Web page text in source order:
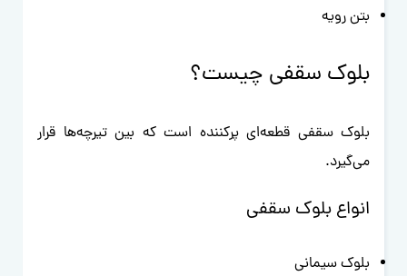
بتن رویه
بلوک سقفی چیست؟
بلوک سقفی قطعه‌ای پرکننده است که بین تیرچه‌ها قرار
می‌گیرد.
انواع بلوک سقفی
بلوک سیمانی